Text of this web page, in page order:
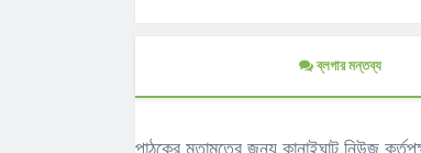
ব্লগার মন্তব্য
পাঠকের মতামতের জন্য কানাইঘাট নিউজ